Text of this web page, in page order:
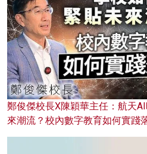
鄭俊傑校長X陳穎華主任：航天
來潮流？校內數字教育如何實踐